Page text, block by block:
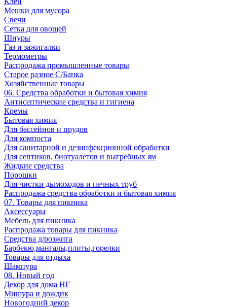
Мешки для мусора
Свечи
Сетка для овощей
Шнуры
Газ и зажигалки
Термометры
Распродажа промышленные товары
Старое разное С/Банка
Хозяйственные товары
06. Средства обработки и бытовая химия
Антисептические средства и гигиена
Кремы
Бытовая химия
Для бассейнов и прудов
Для компоста
Для санитарной и дезинфекционной обработки
Для септиков, биотуалетов и выгребных ям
Жидкие средства
Порошки
Для чистки дымоходов и печных труб
Распродажа средства обработки и бытовая химия
07. Товары для пикника
Аксессуары
Мебель для пикника
Распродажа товары для пикника
Средства д/розжига
Барбекю,мангалы,плиты,горелки
Товары для отдыха
Шампура
08. Новый год
Декор для дома НГ
Мишура и дождик
Новогодний декор